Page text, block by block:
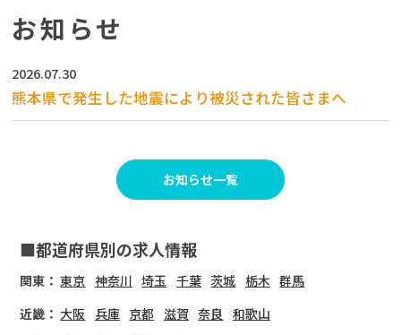
お知らせ
2026.07.30
熊本県で発生した地震により被災された皆さまへ
お知らせ一覧
■都道府県別の求人情報
関東： 東京 神奈川 埼玉 千葉 茨城 栃木 群馬
近畿： 大阪 兵庫 京都 滋賀 奈良 和歌山